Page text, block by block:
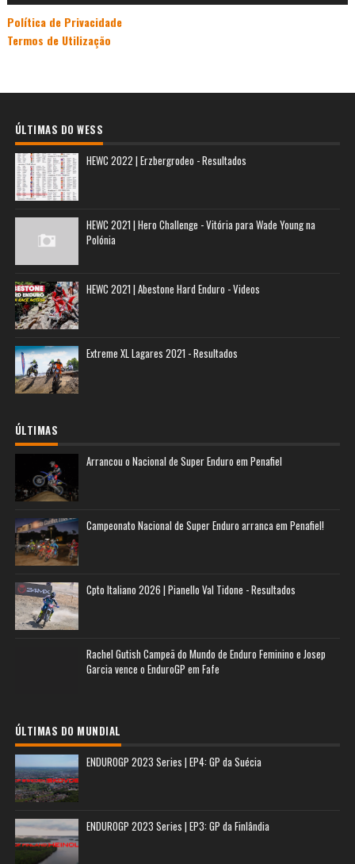
Política de Privacidade
Termos de Utilização
ÚLTIMAS DO WESS
HEWC 2022 | Erzbergrodeo - Resultados
HEWC 2021 | Hero Challenge - Vitória para Wade Young na
Polónia
HEWC 2021 | Abestone Hard Enduro - Videos
Extreme XL Lagares 2021 - Resultados
ÚLTIMAS
Arrancou o Nacional de Super Enduro em Penafiel
Campeonato Nacional de Super Enduro arranca em Penafiel!
Cpto Italiano 2026 | Pianello Val Tidone - Resultados
Rachel Gutish Campeã do Mundo de Enduro Feminino e Josep
Garcia vence o EnduroGP em Fafe
ÚLTIMAS DO MUNDIAL
ENDUROGP 2023 Series | EP4: GP da Suécia
ENDUROGP 2023 Series | EP3: GP da Finlândia